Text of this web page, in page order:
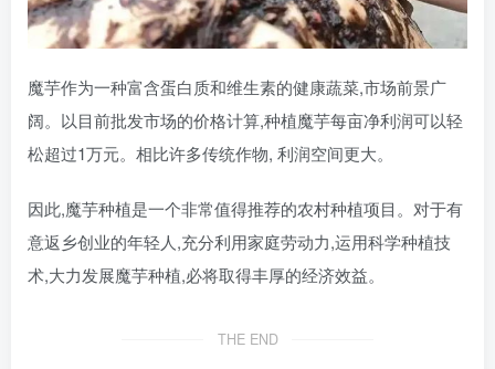
魔芋作为一种富含蛋白质和维生素的健康蔬菜,市场前景广
阔。以目前批发市场的价格计算,种植魔芋每亩净利润可以轻
松超过1万元。相比许多传统作物, 利润空间更大。
因此,魔芋种植是一个非常值得推荐的农村种植项目。对于有
意返乡创业的年轻人,充分利用家庭劳动力,运用科学种植技
术,大力发展魔芋种植,必将取得丰厚的经济效益。
THE END